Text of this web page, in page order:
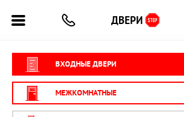
ВХОДНЫЕ ДВЕРИ
МЕЖКОМНАТНЫЕ